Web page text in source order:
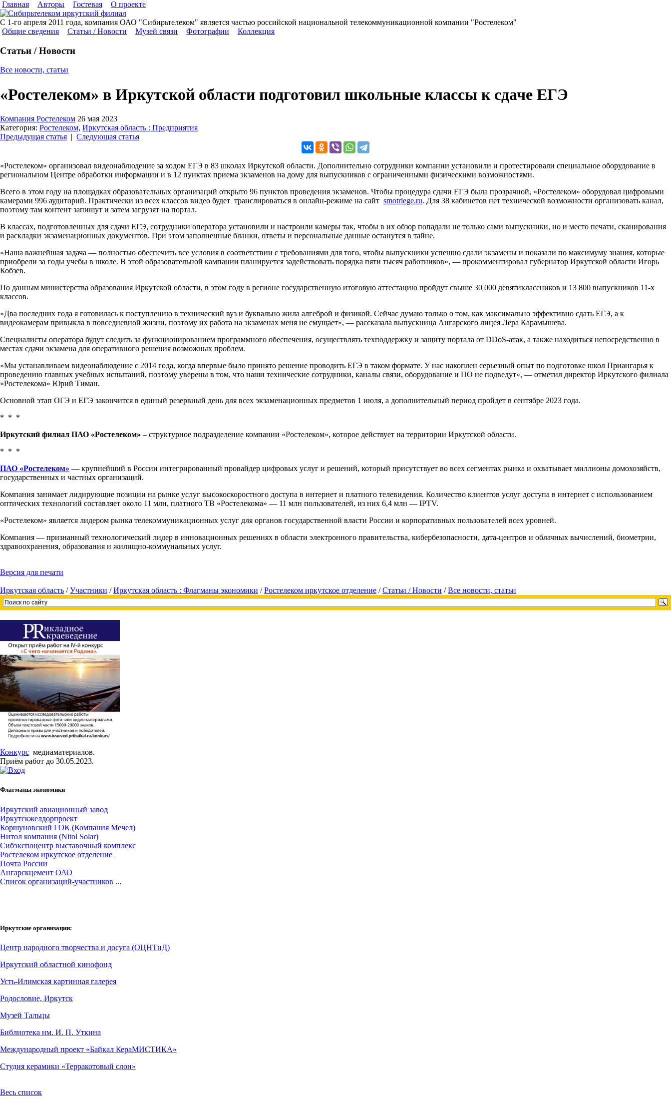
Главная Авторы Гостевая О проекте
С 1-го апреля 2011 года, компания ОАО "Сибирьтелеком" является частью российской национальной телекоммуникационной компании "Ростелеком"
Общие сведения
Статьи / Новости Музей связи Фотографии Коллекция
Статьи / Новости
Все новости, статьи
«Ростелеком» в Иркутской области подготовил школьные классы к сдаче ЕГЭ
Компания Ростелеком 26 мая 2023
Категория: Ростелеком, Иркутская область : Предприятия
Предыдущая статья | Следующая статья
«Ростелеком» организовал видеонаблюдение за ходом ЕГЭ в 83 школах Иркутской области. Дополнительно сотрудники компании установили и протестировали специальное оборудование в
региональном Центре обработки информации и в 12 пунктах приема экзаменов на дому для выпускников с ограниченными физическими возможностями.
Всего в этом году на площадках образовательных организаций открыто 96 пунктов проведения экзаменов. Чтобы процедура сдачи ЕГЭ была прозрачной, «Ростелеком» оборудовал цифровыми
камерами 996 аудиторий. Практически из всех классов видео будет транслироваться в онлайн-режиме на сайт smotriege.ru. Для 38 кабинетов нет технической возможности организовать канал,
поэтому там контент запишут и затем загрузят на портал.
В классах, подготовленных для сдачи ЕГЭ, сотрудники оператора установили и настроили камеры так, чтобы в их обзор попадали не только сами выпускники, но и место печати, сканирования
и раскладки экзаменационных документов. При этом заполненные бланки, ответы и персональные данные останутся в тайне.
«Наша важнейшая задача — полностью обеспечить все условия в соответствии с требованиями для того, чтобы выпускники успешно сдали экзамены и показали по максимуму знания, которые
приобрели за годы учебы в школе. В этой образовательной кампании планируется задействовать порядка пяти тысяч работников», — прокомментировал губернатор Иркутской области Игорь
Кобзев.
По данным министерства образования Иркутской области, в этом году в регионе государственную итоговую аттестацию пройдут свыше 30 000 девятиклассников и 13 800 выпускников 11-х
классов.
«Два последних года я готовилась к поступлению в технический вуз и буквально жила алгеброй и физикой. Сейчас думаю только о том, как максимально эффективно сдать ЕГЭ, а к
видеокамерам привыкла в повседневной жизни, поэтому их работа на экзаменах меня не смущает», — рассказала выпускница Ангарского лицея Лера Карамышева.
Специалисты оператора будут следить за функционированием программного обеспечения, осуществлять техподдержку и защиту портала от DDoS-атак, а также находиться непосредственно в
местах сдачи экзамена для оперативного решения возможных проблем.
«Мы устанавливаем видеонаблюдение с 2014 года, когда впервые было принято решение проводить ЕГЭ в таком формате. У нас накоплен серьезный опыт по подготовке школ Приангарья к
проведению главных учебных испытаний, поэтому уверены в том, что наши технические сотрудники, каналы связи, оборудование и ПО не подведут», — отметил директор Иркутского филиала
«Ростелекома» Юрий Тиман.
Основной этап ОГЭ и ЕГЭ закончится в единый резервный день для всех экзаменационных предметов 1 июля, а дополнительный период пройдет в сентябре 2023 года.
* * *
Иркутский филиал ПАО «Ростелеком» – структурное подразделение компании «Ростелеком», которое действует на территории Иркутской области.
* * *
ПАО «Ростелеком» — крупнейший в России интегрированный провайдер цифровых услуг и решений, который присутствует во всех сегментах рынка и охватывает миллионы домохозяйств,
государственных и частных организаций.
Компания занимает лидирующие позиции на рынке услуг высокоскоростного доступа в интернет и платного телевидения. Количество клиентов услуг доступа в интернет с использованием
оптических технологий составляет около 11 млн, платного ТВ «Ростелекома» — 11 млн пользователей, из них 6,4 млн — IPTV.
«Ростелеком» является лидером рынка телекоммуникационных услуг для органов государственной власти России и корпоративных пользователей всех уровней.
Компания — признанный технологический лидер в инновационных решениях в области электронного правительства, кибербезопасности, дата-центров и облачных вычислений, биометрии,
здравоохранения, образования и жилищно-коммунальных услуг.
Версия для печати
Иркутская область /Участники /Иркутская область : Флагманы экономики /Ростелеком иркутское отделение /Статьи / Новости /Все новости, статьи
Конкурс медиаматериалов.
Приём работ до 30.05.2023.
Флагманы экономики
Иркутский авиационный завод
Иркутскжелдорпроект
Коршуновский ГОК (Компания Мечел)
Нитол компания (Nitol Solar)
Сибэкспоцентр выставочный комплекс
Ростелеком иркутское отделение
Почта России
Ангарскцемент ОАО
Cписок организаций-участников ...
Иркутские организации:
Центр народного творчества и досуга (ОЦНТиД)
Иркутский областной кинофонд
Усть-Илимская картинная галерея
Родословие, Иркутск
Музей Тальцы
Библиотека им. И. П. Уткина
Международный проект «Байкал КераМИСТИКА»
Студия керамики «Терракотовый слон»
Весь список